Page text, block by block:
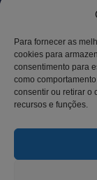
Para fornecer as
cookies para
consentimento para
como
consentir ou retirar o
recursos e funções.
Canal LGPD e
Contato